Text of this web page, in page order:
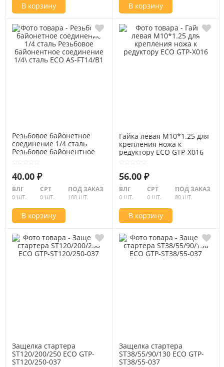
В корзину В корзину
Резьбовое байонетное
соединение 1/4 сталь
Резьбовое байонентное
40.00 ₽
ВЛГ
0 ШТ.
СРТ
0 ШТ.
ПОД ЗАКАЗ
100 ШТ.
В корзину
Гайка левая M10*1.25 для
крепления ножа к
редуктору ECO GTP-X016
56.00 ₽
ВЛГ
0 ШТ.
СРТ
0 ШТ.
ПОД ЗАКАЗ
80 ШТ.
В корзину
Защелка стартера
ST120/200/250 ECO GTP-
ST120/250-037
Защелка стартера
ST38/55/90/130 ECO GTP-
ST38/55-037